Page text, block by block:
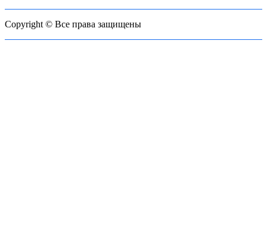
Copyright © Все права защищены